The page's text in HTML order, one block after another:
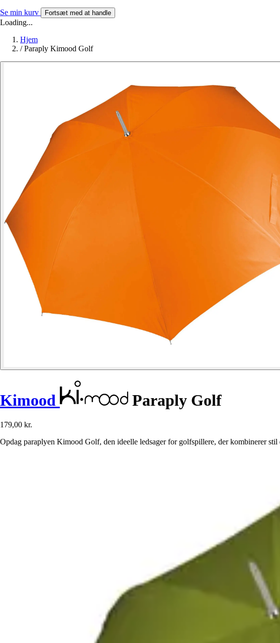
Se min kurv Fortsæt med at handle
Loading...
Hjem
/ Paraply Kimood Golf
Kimood Paraply Golf
179,00 kr.
Opdag paraplyen Kimood Golf, den ideelle ledsager for golfspillere, der kombinerer